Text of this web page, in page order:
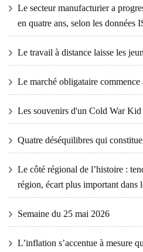
Le secteur manufacturier a
en quatre ans, selon les données
Le travail à distance laisse les
Le marché obligataire commence
Les souvenirs d'un Cold War Kid
Quatre déséquilibres qui
Le côté régional de l’histoire :
région, écart plus important dans
Semaine du 25 mai 2026
L’inflation s’accentue à mesure